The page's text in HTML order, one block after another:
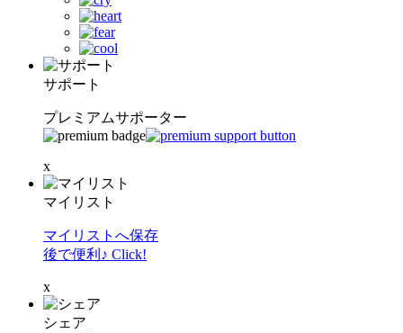
サポート
プレミアムサポーター
x
マイリスト
マイリストへ保存
後で便利♪ Click!
x
シェア